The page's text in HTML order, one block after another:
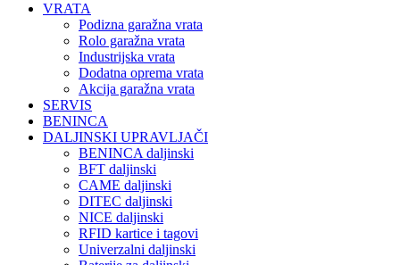
VRATA
Podizna garažna vrata
Rolo garažna vrata
Industrijska vrata
Dodatna oprema vrata
Akcija garažna vrata
SERVIS
BENINCA
DALJINSKI UPRAVLJAČI
BENINCA daljinski
BFT daljinski
CAME daljinski
DITEC daljinski
NICE daljinski
RFID kartice i tagovi
Univerzalni daljinski